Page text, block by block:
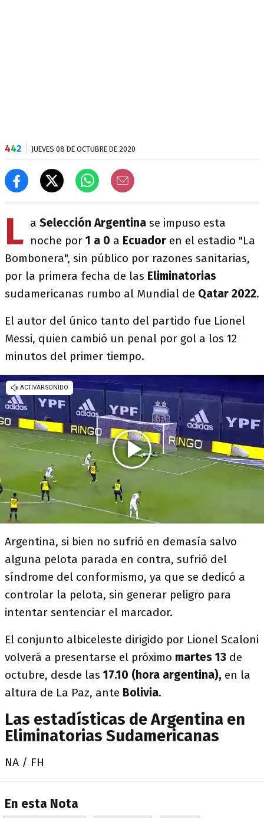
442 JUEVES 08 DE OCTUBRE DE 2020
L a Selección Argentina se impuso esta
noche por 1 a 0 a Ecuador en el estadio "La
Bombonera", sin público por razones sanitarias,
por la primera fecha de las Eliminatorias
sudamericanas rumbo al Mundial de Qatar 2022.
El autor del único tanto del partido fue Lionel
Messi, quien cambió un penal por gol a los 12
minutos del primer tiempo.
Argentina, si bien no sufrió en demasía salvo
alguna pelota parada en contra, sufrió del
síndrome del conformismo, ya que se dedicó a
controlar la pelota, sin generar peligro para
intentar sentenciar el marcador.
El conjunto albiceleste dirigido por Lionel Scaloni
volverá a presentarse el próximo martes 13 de
octubre, desde las 17.10 (hora argentina), en la
altura de La Paz, ante Bolivia.
Las estadísticas de Argentina en
Eliminatorias Sudamericanas
NA / FH
En esta Nota